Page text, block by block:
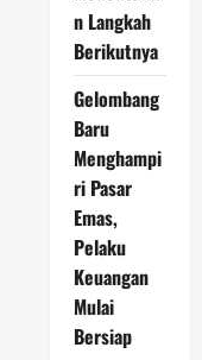
n Langkah
Berikutnya
Gelombang
Baru
Menghampi
ri Pasar
Emas,
Pelaku
Keuangan
Mulai
Bersiap